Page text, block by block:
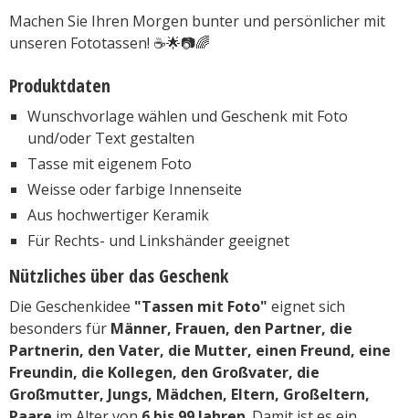
Machen Sie Ihren Morgen bunter und persönlicher mit
unseren Fototassen! ☕🌟📷🌈
Produktdaten
Wunschvorlage wählen und Geschenk mit Foto
und/oder Text gestalten
Tasse mit eigenem Foto
Weisse oder farbige Innenseite
Aus hochwertiger Keramik
Für Rechts- und Linkshänder geeignet
Nützliches über das Geschenk
Die Geschenkidee "Tassen mit Foto" eignet sich
besonders für Männer, Frauen, den Partner, die
Partnerin, den Vater, die Mutter, einen Freund, eine
Freundin, die Kollegen, den Großvater, die
Großmutter, Jungs, Mädchen, Eltern, Großeltern,